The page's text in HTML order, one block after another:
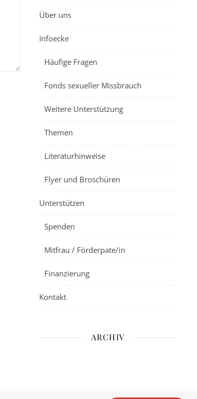
Über uns
Infoecke
Häufige Fragen
Fonds sexueller Missbrauch
Weitere Unterstützung
Themen
Literaturhinweise
Flyer und Broschüren
Unterstützen
Spenden
Mitfrau / Förderpate/in
Finanzierung
Kontakt
ARCHIV